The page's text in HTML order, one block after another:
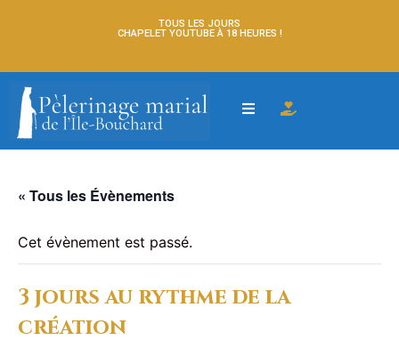
TOUS LES JOURS
CHAPELET YOUTUBE À 18 HEURES !
« Tous les Évènements
Cet évènement est passé.
3 jours au rythme de la
création